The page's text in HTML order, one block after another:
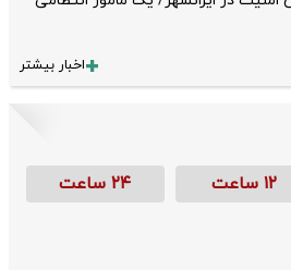
اخبار بیشتر
۱۲ ساعت ۲۴ ساعت